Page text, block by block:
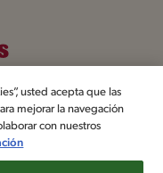
dels Produits Nestlé,
usted acepta que las
mejorar la navegación
con nuestros